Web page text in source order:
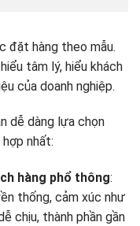
đặt hàng theo mẫu.
tâm lý, hiểu khách
của doanh nghiệp.
dễ dàng lựa chọn
hợp nhất:
hàng phổ thông:
thống, cảm xúc như
chịu, thành phần gần